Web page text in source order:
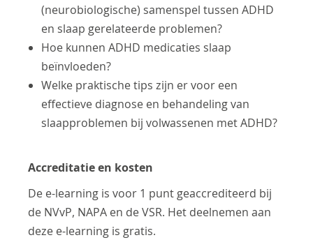
(neurobiologische) samenspel tussen ADHD
en slaap gerelateerde problemen?
Hoe kunnen ADHD medicaties slaap
beïnvloeden?
Welke praktische tips zijn er voor een
effectieve diagnose en behandeling van
slaapproblemen bij volwassenen met ADHD?
Accreditatie en kosten
De e-learning is voor 1 punt geaccrediteerd bij
de NVvP, NAPA en de VSR. Het deelnemen aan
deze e-learning is gratis.